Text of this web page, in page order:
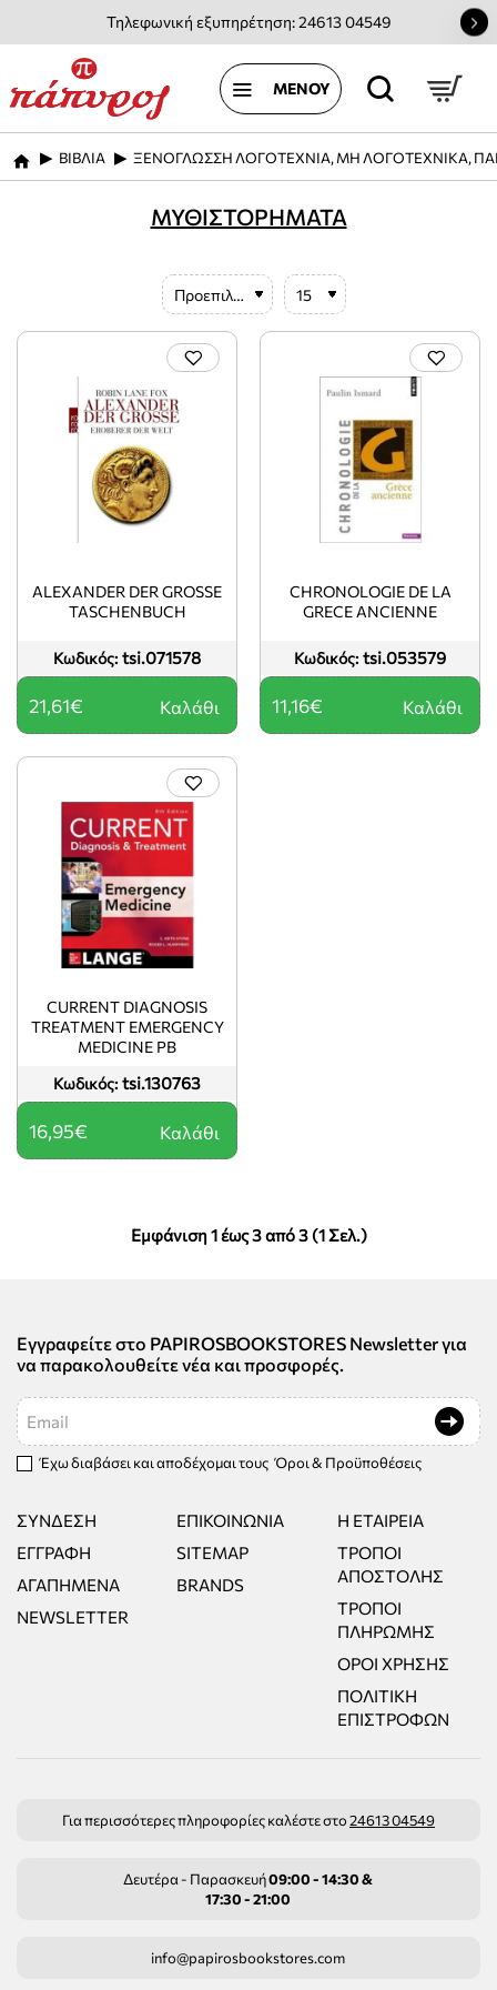
Τηλεφωνική εξυπηρέτηση: 24613 04549
home
ΒΙΒΛΙΑ ΞΕΝΟΓΛΩΣΣΗ ΛΟΓΟΤΕΧΝΙΑ, ΜΗ ΛΟΓΟΤΕΧΝΙΚΑ,
ΜΥΘΙΣΤΟΡΗΜΑΤΑ
Κωδικός: tsi.071578
ALEXANDER DER GROSSE
TASCHENBUCH
21,61€ Καλάθι
Κωδικός: tsi.053579
CHRONOLOGIE DE LA
GRECE ANCIENNE
11,16€ Καλάθι
Κωδικός: tsi.130763
CURRENT DIAGNOSIS
TREATMENT EMERGENCY
MEDICINE PB
16,95€ Καλάθι
Εμφάνιση 1 έως 3 από 3 (1 Σελ.)
Εγγραφείτε στο PAPIROSBOOKSTORES Newsletter για
να παρακολουθείτε νέα και προσφορές.
Email
Έχω διαβάσει και αποδέχομαι τους Όροι & Προϋποθέσεις
ΣΎΝΔΕΣΗ
ΕΓΓΡΑΦΉ
ΑΓΑΠΗΜΈΝΑ
NEWSLETTER
ΕΠΙΚΟΙΝΩΝΊΑ
SITEMAP
BRANDS
Η ΕΤΑΙΡΕΊΑ
ΤΡΌΠΟΙ
ΑΠΟΣΤΟΛΉΣ
ΤΡΌΠΟΙ
ΠΛΗΡΩΜΉΣ
ΌΡΟΙ ΧΡΉΣΗΣ
ΠΟΛΙΤΙΚΉ
ΕΠΙΣΤΡΟΦΏΝ
Για περισσότερες πληροφορίες καλέστε στο24613 04549
Δευτέρα - Παρασκευή09:00 - 14:30 &
17:30 - 21:00
info@papirosbookstores.com